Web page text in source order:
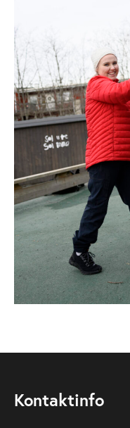
Kontaktinfo